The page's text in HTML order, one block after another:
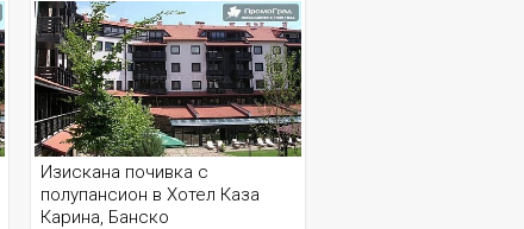
Изискана почивка с
полупансион в Хотел Каза
Карина, Банско